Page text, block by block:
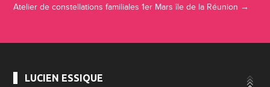
Atelier de constellations familiales 1er Mars île de la Réunion →
LUCIEN ESSIQUE